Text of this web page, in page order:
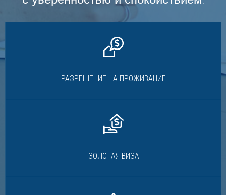
РАЗРЕШЕНИЕ НА ПРОЖИВАНИЕ
ЗОЛОТАЯ ВИЗА